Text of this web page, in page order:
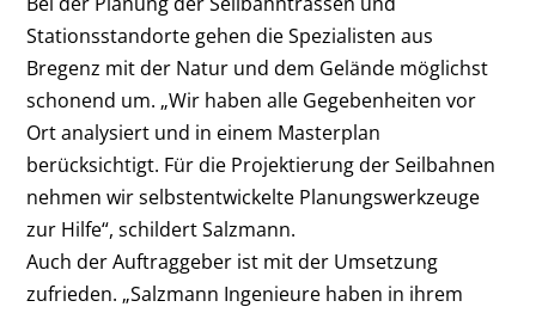
Stationsstandorte gehen die Spezialisten aus
Bregenz mit der Natur und dem Gelände möglichst
schonend um. „Wir haben alle Gegebenheiten vor
Ort analysiert und in einem Masterplan
berücksichtigt. Für die Projektierung der Seilbahnen
nehmen wir selbstentwickelte Planungswerkzeuge
zur Hilfe“, schildert Salzmann.
Auch der Auftraggeber ist mit der Umsetzung
zufrieden. „Salzmann Ingenieure haben in ihrem